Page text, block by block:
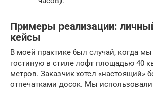
Примеры реализации:
кейсы
В моей практике был случай, когда
гостиную в стиле лофт площадью 40
метров. Заказчик хотел «настоящий»
отпечатками досок. Мы использовали